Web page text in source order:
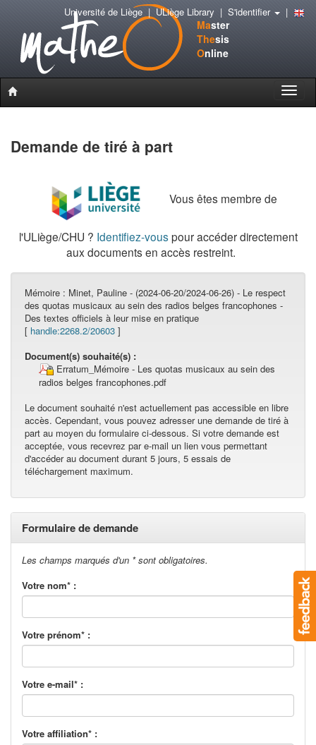
Master
Thesis
Online
Toggle
Université de Liège|ULiège Library | S'identifier |
Demande de tiré à part
Vous êtes membre de
l'ULiège/CHU ? Identifiez-vous pour accéder directement
aux documents en accès restreint.
Mémoire : Minet, Pauline - (2024-06-20/2024-06-26) - Le respect
des quotas musicaux au sein des radios belges francophones -
Des textes officiels à leur mise en pratique
[ handle:2268.2/20603 ]
Document(s) souhaité(s) :
Erratum_Mémoire - Les quotas musicaux au sein des
radios belges francophones.pdf
Le document souhaité n'est actuellement pas accessible en libre
accès. Cependant, vous pouvez adresser une demande de tiré à
part au moyen du formulaire ci-dessous. Si votre demande est
acceptée, vous recevrez par e-mail un lien vous permettant
d'accéder au document durant 5 jours, 5 essais de
téléchargement maximum.
Formulaire de demande
Les champs marqués d'un * sont obligatoires.
Votre nom* :
Votre prénom* :
Votre e-mail* :
Votre affiliation* :